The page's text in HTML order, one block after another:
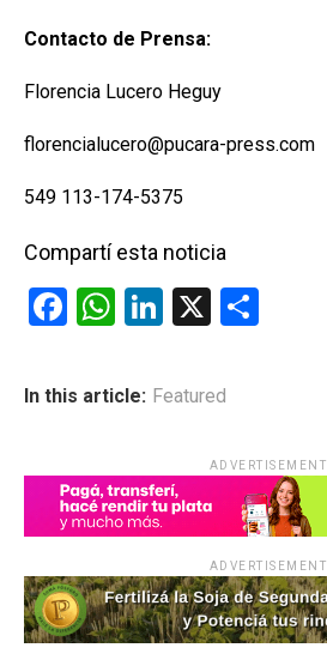
Contacto de Prensa:
Florencia Lucero Heguy
florencialucero@pucara-press.com
549 113-174-5375
Compartí esta noticia
F
ce
o
k
W
at
p
p
Li
ke
X
ar
tir
In this article: Featured
ADVERTISEMENT
ADVERTISEMENT